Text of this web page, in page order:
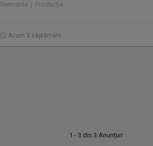
Germania | Producție
Acum 3 săptămâni
1 - 3 din 3 Anunțuri